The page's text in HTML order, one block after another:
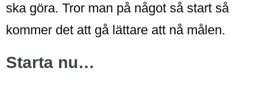
ska göra. Tror man på något så start så
kommer det att gå lättare att nå målen.
Starta nu…